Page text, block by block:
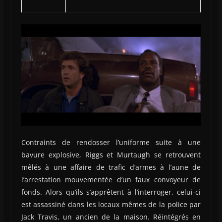
Contraints de rendosser l’uniforme suite à une
bavure explosive, Riggs et Murtaugh se retrouvent
mêlés à une affaire de trafic d’armes à l’aune de
l’arrestation mouvementée d’un faux convoyeur de
fonds. Alors qu’ils s’apprêtent à l’interroger, celui-ci
est assassiné dans les locaux mêmes de la police par
Jack Travis, un ancien de la maison. Réintégrés en